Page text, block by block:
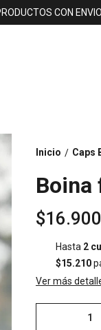
CON
Inicio / Caps
Boina
$16.900
Hasta 2
$15.210
Ver más